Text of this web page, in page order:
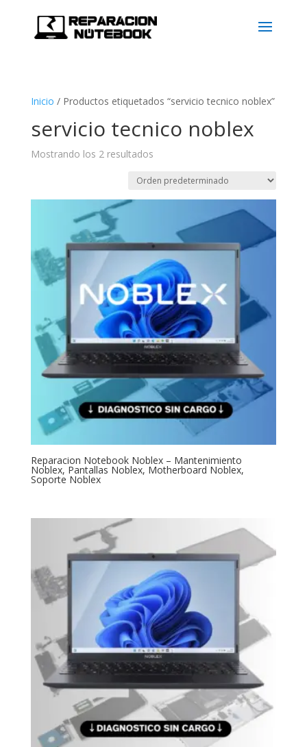
Inicio / Productos etiquetados “servicio tecnico noblex”
servicio tecnico noblex
Mostrando los 2 resultados
Reparacion Notebook Noblex – Mantenimiento
Noblex, Pantallas Noblex, Motherboard Noblex,
Soporte Noblex